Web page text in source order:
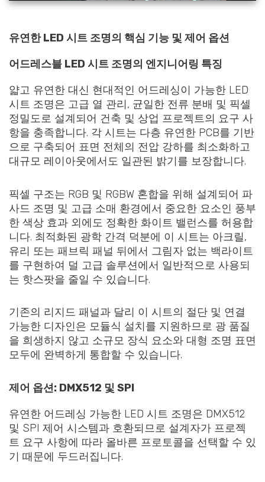
유연한 LED 시트 조명의 핵심 기능 및 제어 옵션
어드레스블 LED 시트 조명의 엔지니어링 특징
얇고 유연한 대신 현대적인 어드레싱이 가능한 LED
시트 조명은 고급 열 관리, 균일한 전류 분배 및 픽셀
정밀도로 설계되어 건축 및 상업 프로젝트의 요구 사
항을 충족합니다. 각 시트는 다층 유연한 PCB를 기반
으로 구축되어 표면 전체의 전압 강하를 최소화하고
대규모 레이아웃에서도 일관된 밝기를 보장합니다.
픽셀 구조는 RGB 및 RGBW 혼합을 위해 설계되어 파
사드 조명 및 고급 소매 환경에서 중요한 요소인 풍부
한 색상 효과 외에도 정확한 화이트 밸런스를 허용합
니다. 최적화된 광학 간격 덕분에 이 시트는 아크릴,
유리 또는 패브릭 패널 뒤에서 그림자 없는 백라이트
를 구현하여 덜 고급 솔루션에서 일반적으로 사용되
는 핫스팟을 줄일 수 있습니다.
기존의 리지드 패널과 달리 이 시트의 절단 및 연결
가능한 디자인은 모듈식 설치를 지원하므로 광 품질
을 희생하지 않고 소규모 장식 요소와 대형 조명 표면
모두에 완벽하게 통합할 수 있습니다.
제어 옵션: DMX512 및 SPI
유연한 어드레싱 가능한 LED 시트 조명은 DMX512
및 SPI 제어 시스템과 호환되므로 설계자가 프로젝
트 요구 사항에 따라 올바른 프로토콜을 선택할 수 있
기 때문에 두드러집니다.